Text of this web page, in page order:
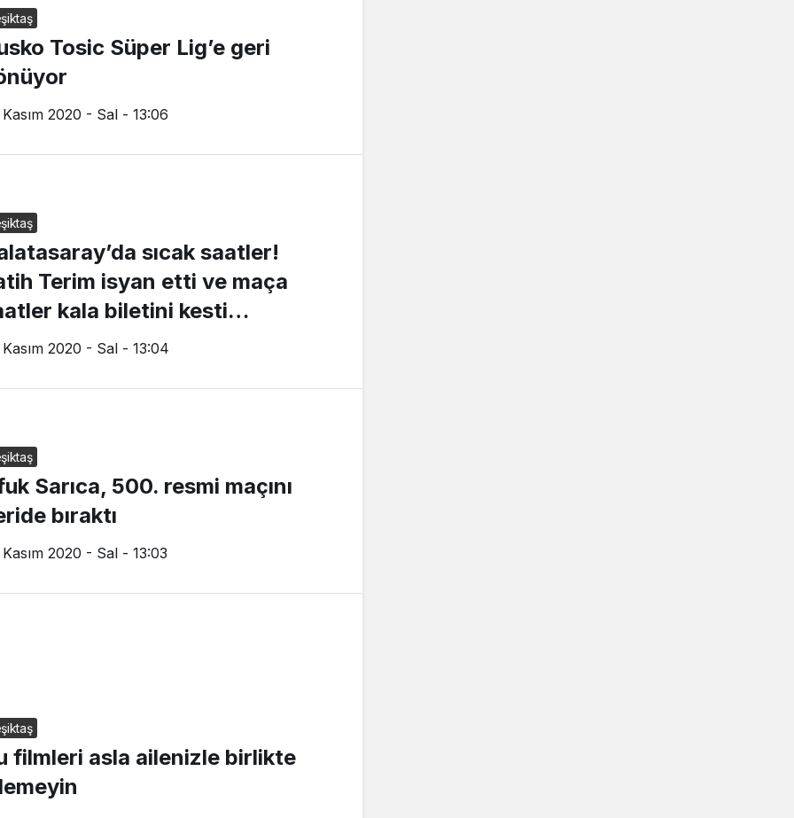
Tosic Süper Lig’e geri
2020 - Sal - 13:06
sıcak saatler!
Terim isyan etti ve maça
kala biletini kesti…
2020 - Sal - 13:04
Sarıca, 500. resmi maçını
bıraktı
2020 - Sal - 13:03
filmleri asla ailenizle birlikte